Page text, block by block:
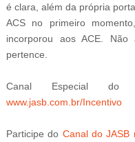
é clara, além da própria
ACS no primeiro
incorporou aos ACE.
pertence.
Canal Especial do
www.jasb.com.br/Incentivo
Participe do Canal do JASB